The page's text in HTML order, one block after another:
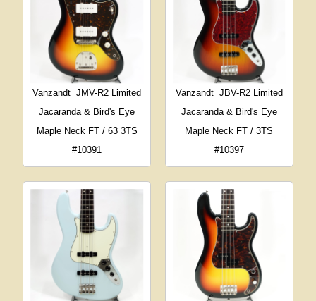
Vanzandt JMV-R2 Limited
Jacaranda & Bird's Eye
Maple Neck FT / 63 3TS
#10391
Vanzandt JBV-R2 Limited
Jacaranda & Bird's Eye
Maple Neck FT / 3TS
#10397